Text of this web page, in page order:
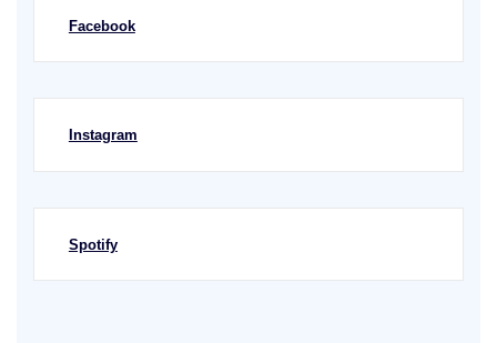
Facebook
Instagram
Spotify